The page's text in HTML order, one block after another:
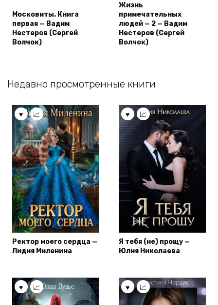
Московиты. Книга
первая — Вадим
Нестеров (Сергей
Волчок)
Жизнь
примечательных
людей — 2 — Вадим
Нестеров (Сергей
Волчок)
Недавно просмотренные книги
Ректор моего сердца —
Лидия Миленина
Я тебя (не) прощу —
Юлия Николаева